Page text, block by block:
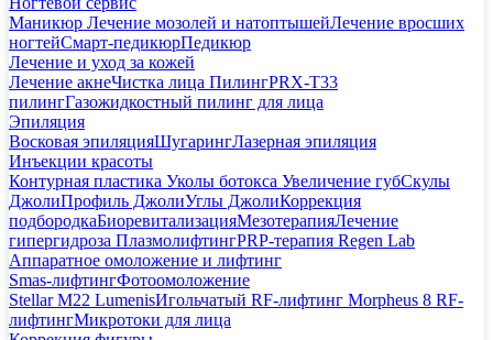
Маникюр Лечение мозолей и натоптышейЛечение вросших
ногтейСмарт-педикюрПедикюр
Лечение и уход за кожей
Лечение акнеЧистка лица ПилингPRX-T33
пилингГазожидкостный пилинг для лица
Эпиляция
Восковая эпиляцияШугарингЛазерная эпиляция
Инъекции красоты
Контурная пластика Уколы ботокса Увеличение губСкулы
ДжолиПрофиль ДжолиУглы ДжолиКоррекция
подбородкаБиоревитализацияМезотерапияЛечение
гипергидроза ПлазмолифтингPRP-терапия Regen Lab
Аппаратное омоложение и лифтинг
Smas-лифтингФотоомоложение
Stellar M22 LumenisИгольчатый RF-лифтинг Morpheus 8 RF-
лифтингМикротоки для лица